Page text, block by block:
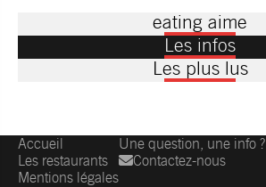
eating aime
Les infos
Les plus lus
Accueil
Les restaurants
Mentions légales
Une question, une info ?
Contactez-nous